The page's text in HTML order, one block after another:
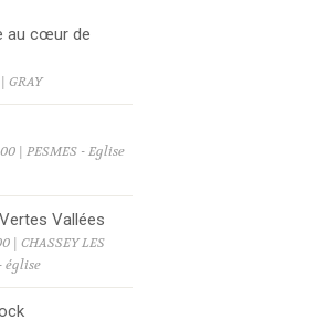
au cœur de
GRAY
| PESMES - Eglise
Vallées
| CHASSEY LES
église